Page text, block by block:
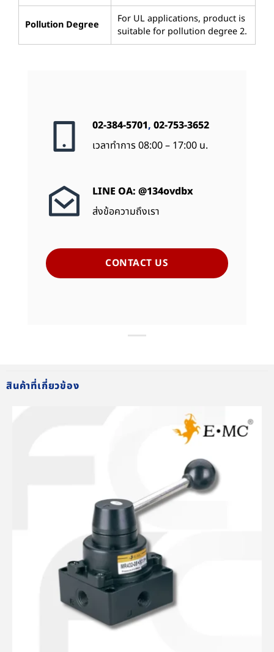
Pollution Degree
For UL applications, product is
suitable for pollution degree 2.
02-384-5701, 02-753-3652
เวลาทำการ 08:00 – 17:00 น.
LINE OA: @134ovdbx
ส่งข้อความถึงเรา
CONTACT US
สินค้าที่เกี่ยวข้อง